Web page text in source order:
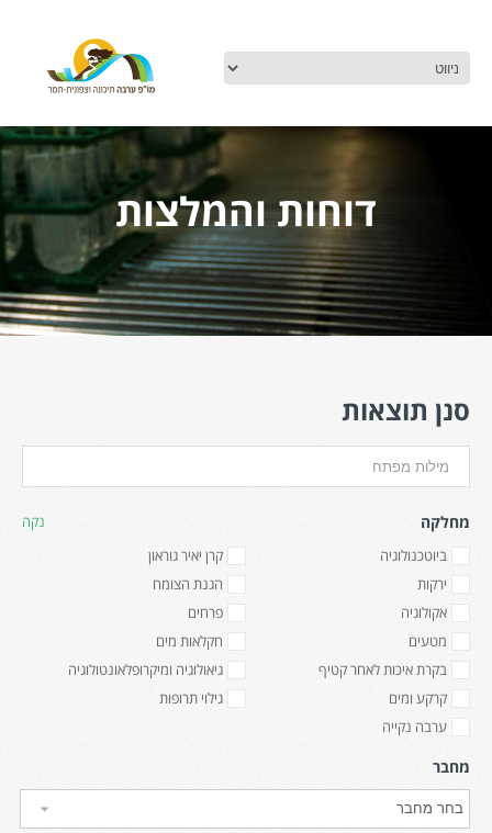
דוחות והמלצות
סנן תוצאות
מחלקה
נקה
ביוטכנולוגיה
קרן יאיר גוראון
ירקות
הגנת הצומח
אקולוגיה
פרחים
מטעים
חקלאות מים
בקרת איכות לאחר קטיף
גיאולוגיה ומיקרופלאונטולוגיה
קרקע ומים
גילוי תרופות
ערבה נקייה
מחבר